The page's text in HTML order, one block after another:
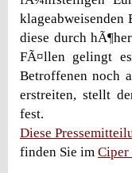
klageabweisenden
diese durch
FÃ¤llen gelingt
Betroffenen noch
erstreiten, stellt
fest.
Diese
finden Sie im Ciper